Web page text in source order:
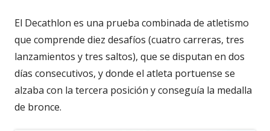
El Decathlon es una prueba combinada de atletismo
que comprende diez desafíos (cuatro carreras, tres
lanzamientos y tres saltos), que se disputan en dos
días consecutivos, y donde el atleta portuense se
alzaba con la tercera posición y conseguía la medalla
de bronce.